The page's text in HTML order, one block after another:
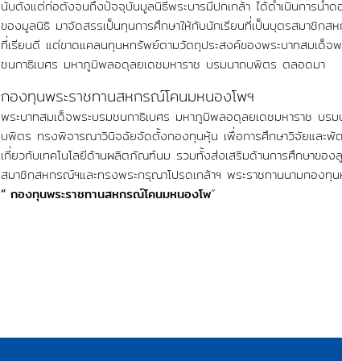
นับตั้งแต่ก่อตั้งจนถึงปัจจุบันมูลนิธีพระบารมีปกเกล้า ได้ดำเนินการนำด
ของมูลนิธิ มาจัดสรรเป็นทุนการศึกษาให้กับนักเรียนที่เป็นบุตรสมาชิกส
ที่เรียนดี แต่ขาดแคลนทุนหทรัพย์ตามวัตถุประสงค์ของพระบาทสมเด็จ
ชนกาธิเบศร มหาภูมิพลอดุลยเดชมหาราช บรมนาถบพิตร ตลอดมา
กองทุนพระราชทานสหกรณ์โคนมหนองโพฯ
พระบาทสมเด็จพระบรมชนกาธิเบศร มหาภูมิพลอดุลยเดชมหาราช บรม
บพิตร ทรงพิจารณาวินิจฉัยจัดตั้งกองทุนหุ้น เพื่อการศึกษาวิจัยและพั
เกี่ยวกับเทคโนโลยีด้านผลิตภัณฑ์นม รวมทั้งส่งเสริมด้านการศึกษาของ
สมาชิกสหกรณ์ฯและทรงพระกรุณาโปรดเกล้าฯ พระราชทานนามกองทุ
“ กองทุนพระราชทานสหกรณ์โคนมหนองโพ”